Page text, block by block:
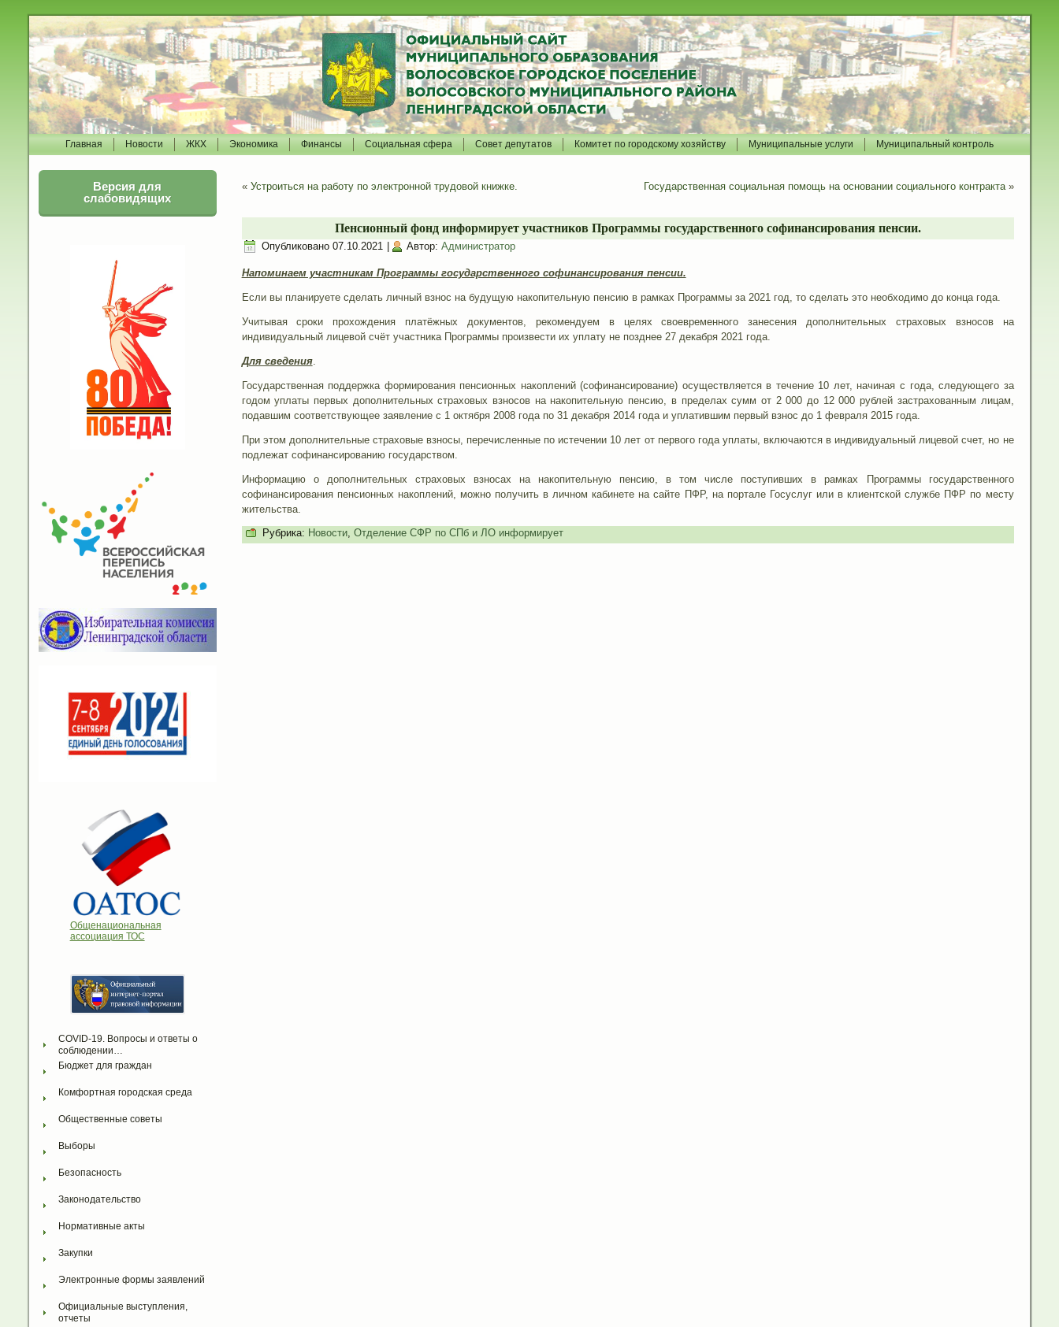
Главная Новости ЖКХ Экономика Финансы Социальная сфера Совет депутатов Комитет по городскому хозяйству Муниципальные услуги Муниципальный контроль
Версия для
слабовидящих
Общенациональная
ассоциация ТОС
COVID-19. Вопросы и ответы о
соблюдении…
Бюджет для граждан
Комфортная городская среда
Общественные советы
Выборы
Безопасность
Законодательство
Нормативные акты
Закупки
Электронные формы заявлений
Официальные выступления,
отчеты
« Устроиться на работу по электронной трудовой книжке. Государственная социальная помощь на основании социального контракта»
Пенсионный фонд информирует участников Программы государственного софинансирования пенсии.
Опубликовано 07.10.2021 Автор: Администратор
Напоминаем участникам Программы государственного софинансирования пенсии.
Если вы планируете сделать личный взнос на будущую накопительную пенсию в рамках Программы за 2021 год, то сделать это необходимо до конца года.
Учитывая сроки прохождения платёжных документов, рекомендуем в целях своевременного занесения дополнительных страховых взносов на
индивидуальный лицевой счёт участника Программы произвести их уплату не позднее 27 декабря 2021 года.
Для сведения.
Государственная поддержка формирования пенсионных накоплений (софинансирование) осуществляется в течение 10 лет, начиная с года, следующего за
годом уплаты первых дополнительных страховых взносов на накопительную пенсию, в пределах сумм от 2 000 до 12 000 рублей застрахованным лицам,
подавшим соответствующее заявление с 1 октября 2008 года по 31 декабря 2014 года и уплатившим первый взнос до 1 февраля 2015 года.
При этом дополнительные страховые взносы, перечисленные по истечении 10 лет от первого года уплаты, включаются в индивидуальный лицевой счет, но не
подлежат софинансированию государством.
Информацию о дополнительных страховых взносах на накопительную пенсию, в том числе поступивших в рамках Программы государственного
софинансирования пенсионных накоплений, можно получить в личном кабинете на сайте ПФР, на портале Госуслуг или в клиентской службе ПФР по месту
жительства.
Рубрика: Новости, Отделение СФР по СПб и ЛО информирует